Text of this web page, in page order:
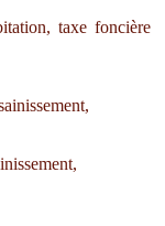
taxe foncière